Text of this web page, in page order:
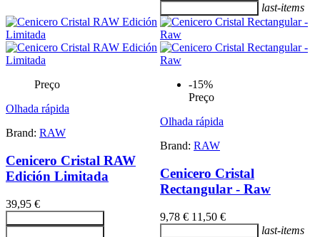
last-items
Preço
Olhada rápida
Brand: RAW
Cenicero Cristal RAW
Edición Limitada
39,95 €
-15%
Preço
Olhada rápida
Brand: RAW
Cenicero Cristal
Rectangular - Raw
9,78 € 11,50 €
last-items